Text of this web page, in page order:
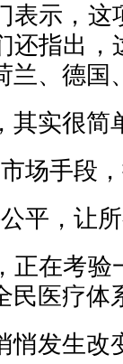
表示，
还指出，
兰、德国
其实很简
场手段
平，让
正在考验
医疗体
悄发生改